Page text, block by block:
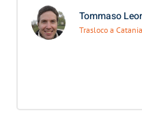
Tommaso
Trasloco a Catania